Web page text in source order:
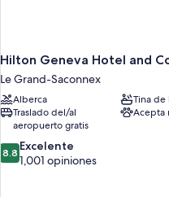
Hilton Geneva Hotel and
Le Grand-Saconnex
Alberca
Tina de
Traslado del/al
aeropuerto gratis
Acepta
8.8
de
8.8 Excelente
1,001 opiniones